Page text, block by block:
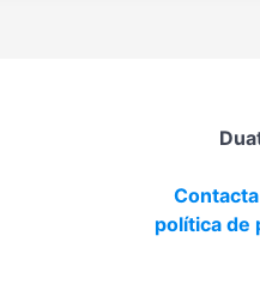
política de